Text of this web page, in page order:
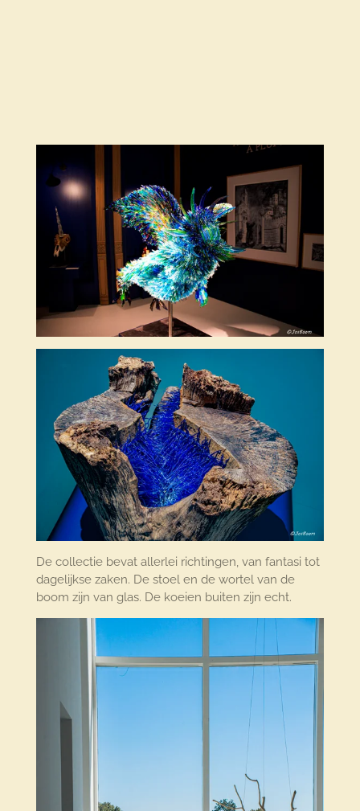
De collectie bevat allerlei richtingen, van fantasi tot
dagelijkse zaken. De stoel en de wortel van de
boom zijn van glas. De koeien buiten zijn echt.